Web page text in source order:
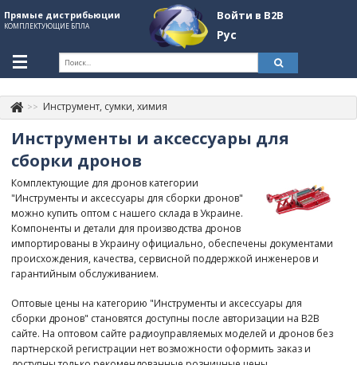
Прямые дистрибьюции
КОМПЛЕКТУЮЩИЕ БПЛА
Войти в B2B
Рус
+380507774092 Контакты
Информация о компании
About Company
Обзоры
Категории
Бренды
Войти в B2B
Стать партнером
Инструмент, сумки, химия
Инструменты и аксессуары для
сборки дронов
Комплектующие для дронов категории
"Инструменты и аксессуары для сборки дронов"
можно купить оптом с нашего склада в Украине.
Компоненты и детали для производства дронов
импортированы в Украину официально, обеспечены документами
происхождения, качества, сервисной поддержкой инженеров и
гарантийным обслуживанием.
Оптовые цены на категорию "Инструменты и аксессуары для
сборки дронов" становятся доступны после авторизации на B2B
сайте. На оптовом сайте радиоуправляемых моделей и дронов без
партнерской регистрации нет возможности оформить заказ и